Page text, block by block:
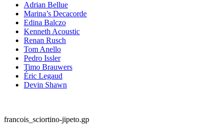
Adrian Bellue
Marina’s Decacorde
Edina Balczo
Kenneth Acoustic
Renan Rusch
Tom Anello
Pedro Issler
Timo Brauwers
Éric Legaud
Devin Shawn
francois_sciortino-jipeto.gp